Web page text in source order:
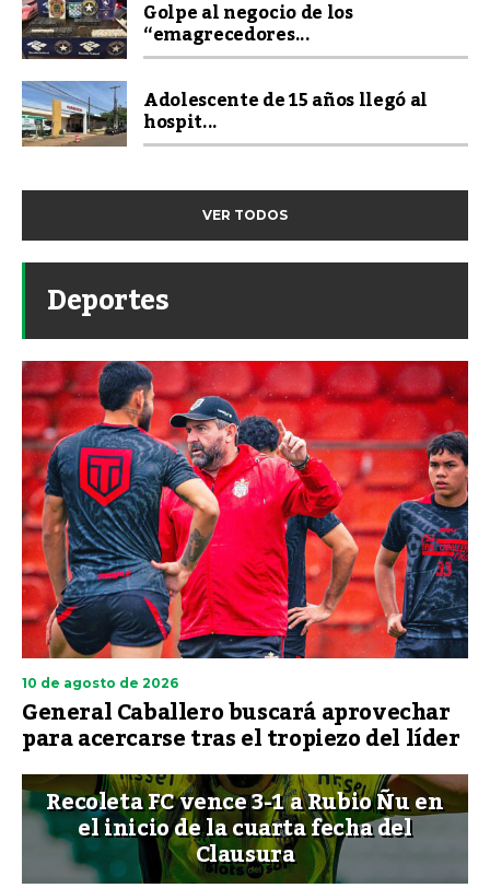
Golpe al negocio de los
“emagrecedores...
Adolescente de 15 años llegó al
hospit...
VER TODOS
Deportes
10 de agosto de 2026
General Caballero buscará aprovechar
para acercarse tras el tropiezo del líder
Recoleta FC vence 3-1 a Rubio Ñu en
el inicio de la cuarta fecha del
Clausura